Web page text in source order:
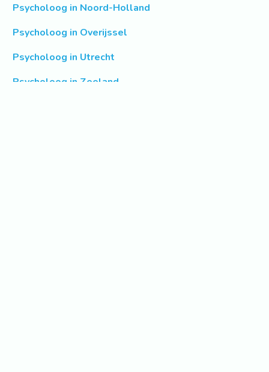
Psycholoog in Noord-Holland
Psycholoog in Overijssel
Psycholoog in Utrecht
Psycholoog in Zeeland